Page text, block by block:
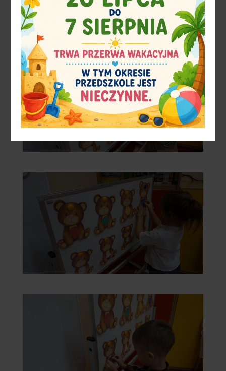
Szczegółowe informacje
Pod nr tel. +48 667 900 021
W placówce przedszkola
www.przedszkole3chodziez.pl—>
Karta
zgłoszeniowa do pobrania: W zakładce „Dla
rodziców”—> „Rekrutacja”
CZEKAMY NA WAS